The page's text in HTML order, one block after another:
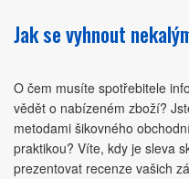
Jak se vyhnout
O čem musíte spotřebitele
vědět o nabízeném zboží?
metodami šikovného
praktikou? Víte, kdy je sleva
prezentovat recenze vašich